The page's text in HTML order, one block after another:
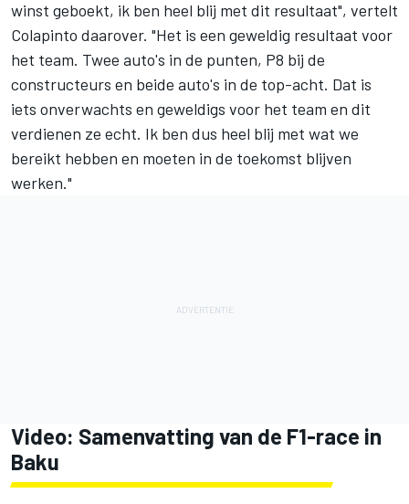
winst geboekt, ik ben heel blij met dit resultaat", vertelt
Colapinto daarover. "Het is een geweldig resultaat voor
het team. Twee auto's in de punten, P8 bij de
constructeurs en beide auto's in de top-acht. Dat is
iets onverwachts en geweldigs voor het team en dit
verdienen ze echt. Ik ben dus heel blij met wat we
bereikt hebben en moeten in de toekomst blijven
werken."
Video: Samenvatting van de F1-race in
Baku